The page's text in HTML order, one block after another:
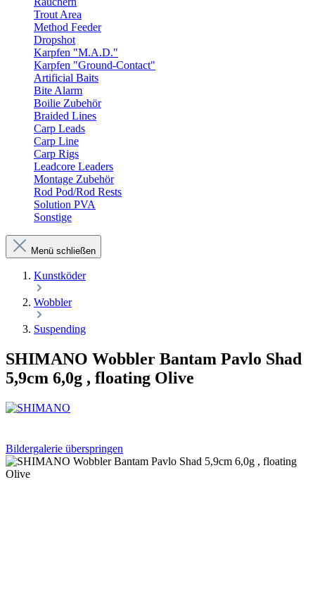
Trout Area
Method Feeder
Dropshot
Karpfen "M.A.D."
Karpfen "Ground-Contact"
Artificial Baits
Bite Alarm
Boilie Zubehör
Braided Lines
Carp Leads
Carp Line
Carp Rigs
Leadcore Leaders
Montage Zubehör
Rod Pod/Rod Rests
Solution PVA
Sonstige
Menü schließen
Kunstköder
Wobbler
Suspending
SHIMANO Wobbler Bantam Pavlo Shad
5,9cm 6,0g , floating Olive
Bildergalerie überspringen